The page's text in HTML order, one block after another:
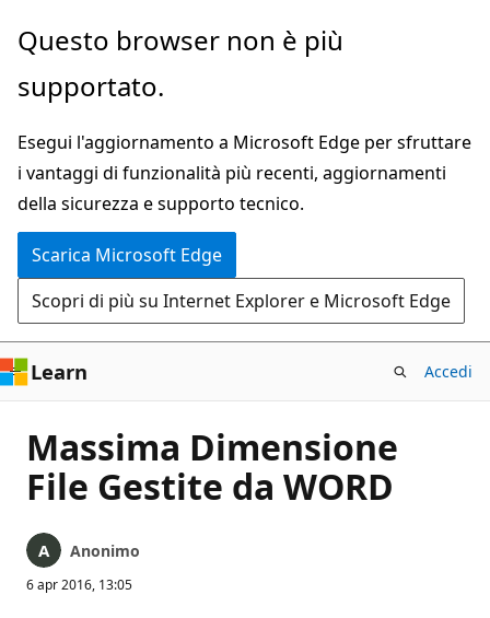
Ignora
passa
contenuto
principale
Questo browser non è più
supportato.
Esegui l'aggiornamento a Microsoft Edge per sfruttare
i vantaggi di funzionalità più recenti, aggiornamenti
della sicurezza e supporto tecnico.
Scarica Microsoft Edge
Scopri di più su Internet Explorer e Microsoft Edge
Learn Accedi
Massima Dimensione
File Gestite da WORD
Anonimo
6 apr 2016, 13:05